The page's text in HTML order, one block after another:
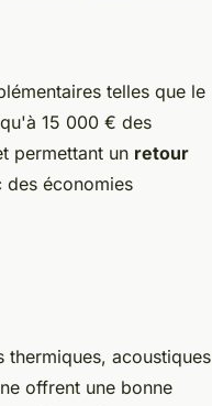
telles que le
15 000 € des
permettant un retour
des économies
thermiques, acoustiques
offrent une bonne